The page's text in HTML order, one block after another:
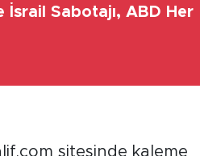
sitesinde kaleme